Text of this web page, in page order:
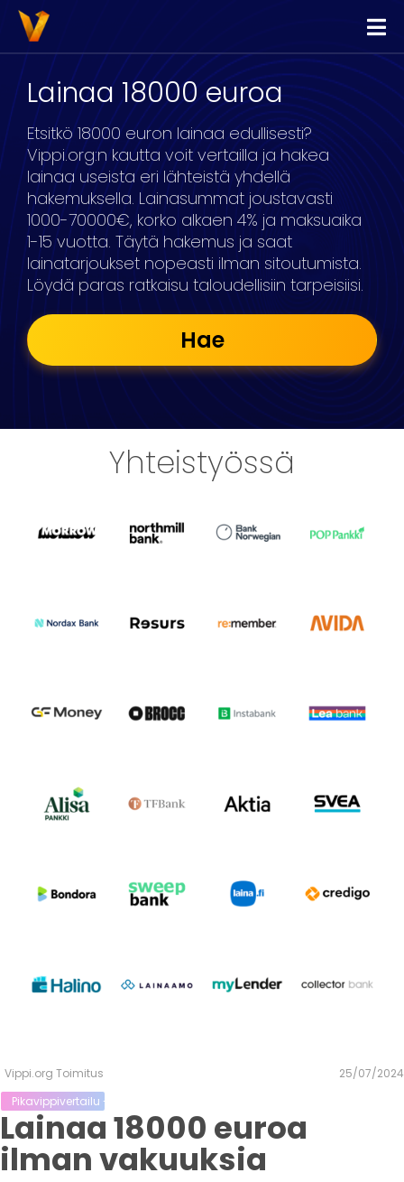
Vippi
Lainaa
Kilpailuta Lainat
Yhdistä Lainat
Yrityslimiitti
Lainaa 18000 euroa
Etsitkö 18000 euron lainaa edullisesti?
Vippi.org:n kautta voit vertailla ja hakea
lainaa useista eri lähteistä yhdellä
hakemuksella. Lainasummat joustavasti
1000-70000€, korko alkaen 4% ja maksuaika
1-15 vuotta. Täytä hakemus ja saat
lainatarjoukset nopeasti ilman sitoutumista.
Löydä paras ratkaisu taloudellisiin tarpeisiisi.
Hae
Yhteistyössä
Vippi.org Toimitus
25/07/2024
Pikavippivertailu - Vertaa Vippi.org lainoja kilpailijoihin
Lainaa 18000 euroa
ilman vakuuksia